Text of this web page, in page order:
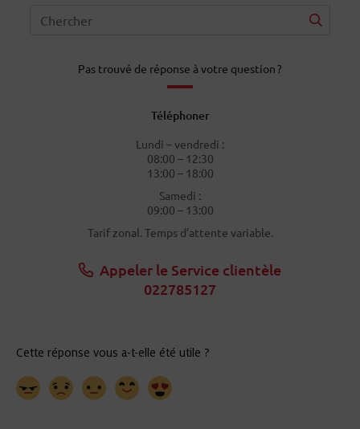
Pas trouvé de réponse à votre question ?
Téléphoner
Lundi – vendredi :
08:00 – 12:30
13:00 – 18:00
Samedi :
09:00 – 13:00
Tarif zonal. Temps d’attente variable.
Appeler le Service clientèle
022785127